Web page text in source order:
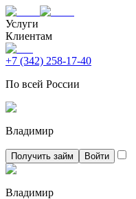
Услуги
Клиентам
+7 (342) 258-17-40
По всей России
Владимир
Получить займ Войти
Владимир